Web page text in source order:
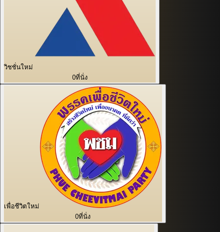
วิชชั่นใหม่
0ที่นั่ง
เพื่อชีวิตใหม่
0ที่นั่ง